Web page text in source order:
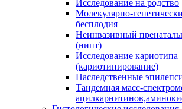
Исследование на родство
Молекулярно-
бесплодия
Неинвазивный
(нипт)
Исследование кариотипа
(кариотипирование)
Наследственные
Тандемная масс-